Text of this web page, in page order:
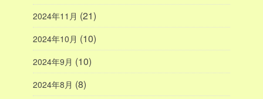
2024年11月 (21)
2024年10月 (10)
2024年9月 (10)
2024年8月 (8)